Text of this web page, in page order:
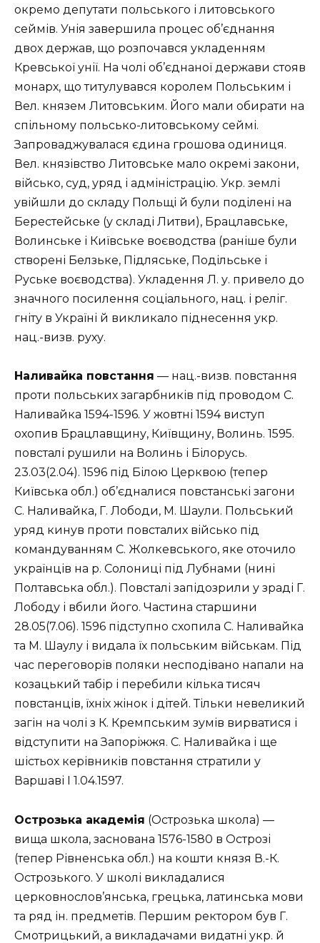
окремо депутати польського і литовського
сеймів. Унія завершила процес об’єднання
двох держав, що розпочався укладенням
Кревської унії. На чолі об’єднаної держави стояв
монарх, що титулувався королем Польським і
Вел. князем Литовським. Його мали обирати на
спільному польсько-литовському сеймі.
Запроваджувалася єдина грошова одиниця.
Вел. князівство Литовське мало окремі закони,
військо, суд, уряд і адміністрацію. Укр. землі
увійшли до складу Польщі й були поділені на
Берестейське (у складі Литви), Брацлавське,
Волинське і Київське воєводства (раніше були
створені Белзьке, Підляське, Подільське і
Руське воєводства). Укладення Л. у. привело до
значного посилення соціального, нац. і реліг.
гніту в Україні й викликало піднесення укр.
нац.-визв. руху.
Наливайка повстання — нац.-визв. повстання
проти польських загарбників під проводом С.
Наливайка 1594-1596. У жовтні 1594 виступ
охопив Брацлавщину, Київщину, Волинь. 1595.
повсталі рушили на Волинь і Білорусь.
23.03(2.04). 1596 під Білою Церквою (тепер
Київська обл.) об’єдналися повстанські загони
С. Наливайка, Г. Лободи, М. Шаули. Польський
уряд кинув проти повсталих військо під
командуванням С. Жолкевського, яке оточило
українців на р. Солониці під Лубнами (нині
Полтавська обл.). Повсталі запідозрили у зраді Г.
Лободу і вбили його. Частина старшини
28.05(7.06). 1596 підступно схопила С. Наливайка
та М. Шаулу і видала їх польським військам. Під
час переговорів поляки несподівано напали на
козацький табір і перебили кілька тисяч
повстанців, їхніх жінок і дітей. Тільки невеликий
загін на чолі з К. Кремпським зумів вирватися і
відступити на Запоріжжя. С. Наливайка і ще
шістьох керівників повстання стратили у
Варшаві І 1.04.1597.
Острозька академія (Острозька школа) —
вища школа, заснована 1576-1580 в Острозі
(тепер Рівненська обл.) на кошти князя В.-К.
Острозького. У школі викладалися
церковнослов’янська, грецька, латинська мови
та ряд ін. предметів. Першим ректором був Г.
Смотрицький, а викладачами видатні укр. й